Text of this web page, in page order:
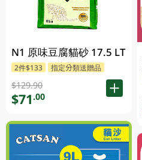
N1 原味豆腐貓砂 17.5 LT
2件$133 指定分類送贈品
$129.90
$71.00